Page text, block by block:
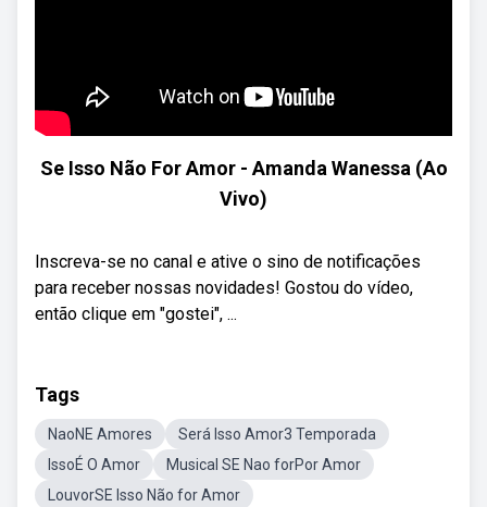
Se Isso Não For Amor - Amanda Wanessa (Ao
Vivo)
Inscreva-se no canal e ative o sino de notificações
para receber nossas novidades! Gostou do vídeo,
então clique em "gostei", ...
Tags
NaoNE Amores
Será Isso Amor3 Temporada
IssoÉ O Amor
Musical SE Nao forPor Amor
LouvorSE Isso Não for Amor